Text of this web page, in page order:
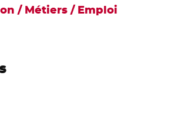
/ Métiers / Emploi